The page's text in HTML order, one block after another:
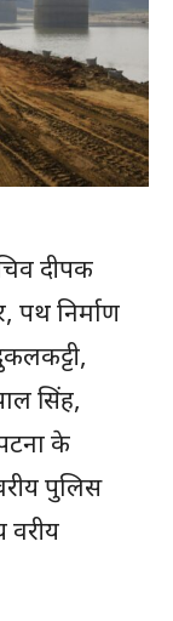
दीपक
पथ निर्माण
सिंह,
के
पुलिस
वरीय